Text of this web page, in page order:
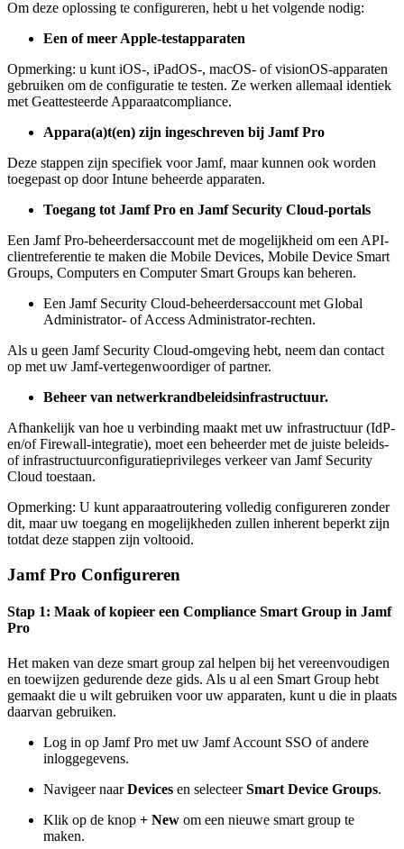
Om deze oplossing te configureren, hebt u het volgende nodig:
Een of meer Apple-testapparaten
Opmerking: u kunt iOS-, iPadOS-, macOS- of visionOS-apparaten
gebruiken om de configuratie te testen. Ze werken allemaal identiek
met Geattesteerde Apparaatcompliance.
Appara(a)t(en) zijn ingeschreven bij Jamf Pro
Deze stappen zijn specifiek voor Jamf, maar kunnen ook worden
toegepast op door Intune beheerde apparaten.
Toegang tot Jamf Pro en Jamf Security Cloud-portals
Een Jamf Pro-beheerdersaccount met de mogelijkheid om een API-
clientreferentie te maken die Mobile Devices, Mobile Device Smart
Groups, Computers en Computer Smart Groups kan beheren.
Een Jamf Security Cloud-beheerdersaccount met Global
Administrator- of Access Administrator-rechten.
Als u geen Jamf Security Cloud-omgeving hebt, neem dan contact
op met uw Jamf-vertegenwoordiger of partner.
Beheer van netwerkrandbeleidsinfrastructuur.
Afhankelijk van hoe u verbinding maakt met uw infrastructuur (IdP-
en/of Firewall-integratie), moet een beheerder met de juiste beleids-
of infrastructuurconfiguratieprivileges verkeer van Jamf Security
Cloud toestaan.
Opmerking: U kunt apparaatroutering volledig configureren zonder
dit, maar uw toegang en mogelijkheden zullen inherent beperkt zijn
totdat deze stappen zijn voltooid.
Jamf Pro Configureren
Stap 1: Maak of kopieer een Compliance Smart Group in Jamf
Pro
Het maken van deze smart group zal helpen bij het vereenvoudigen
en toewijzen gedurende deze gids. Als u al een Smart Group hebt
gemaakt die u wilt gebruiken voor uw apparaten, kunt u die in plaats
daarvan gebruiken.
Log in op Jamf Pro met uw Jamf Account SSO of andere
inloggegevens.
Navigeer naarDevices en selecteerSmart Device Groups.
Klik op de knop + New om een nieuwe smart group te
maken.